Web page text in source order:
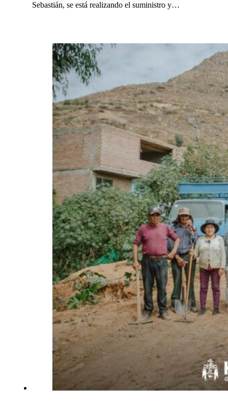
Sebastián, se está realizando el suministro y…